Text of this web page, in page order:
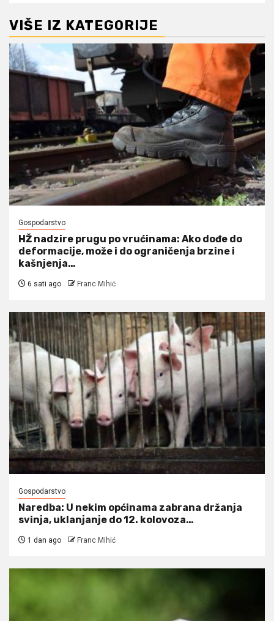
VIŠE IZ KATEGORIJE
Gospodarstvo
HŽ nadzire prugu po vrućinama: Ako dođe do
deformacije, može i do ograničenja brzine i
kašnjenja…
6 sati ago Franc Mihić
Gospodarstvo
Naredba: U nekim općinama zabrana držanja
svinja, uklanjanje do 12. kolovoza…
1 dan ago Franc Mihić